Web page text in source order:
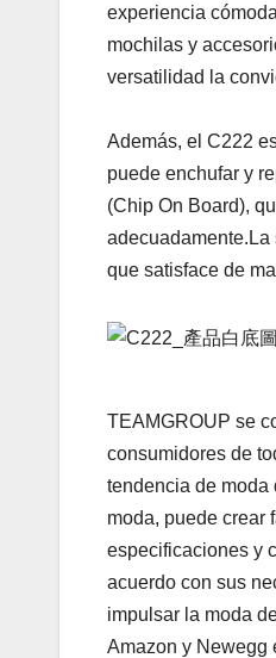
experiencia
mochilas y
versatilidad la
Además, el C222
puede enchufar y
(Chip On Board),
que satisface de
TEAMGROUP se
consumidores de
tendencia de moda
moda, puede crear
especificaciones y
acuerdo con sus
impulsar la moda
Amazon y Newegg